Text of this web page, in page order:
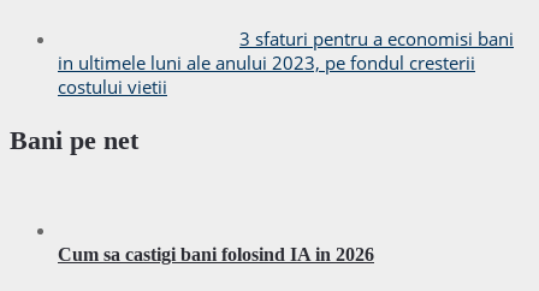
3 sfaturi pentru a economisi bani
in ultimele luni ale anului 2023, pe fondul cresterii
costului vietii
Bani pe net
Cum sa castigi bani folosind IA in 2026